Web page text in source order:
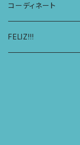
KIDS レギンス
KIDS スウェットパーカ
コーディネート
コーディネート1
FELIZ!!!